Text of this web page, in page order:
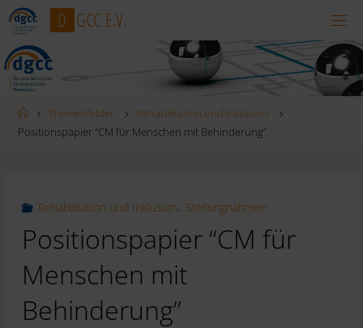
Zum
Inhalt
springen
D GCC E.V.
Startseite
Themenfelder
Rehabilitation und Inklusion
Positionspapier “CM für Menschen mit Behinderung”
Rehabilitation und Inklusion, Stellungnahmen
Positionspapier “CM für
Menschen mit
Behinderung”